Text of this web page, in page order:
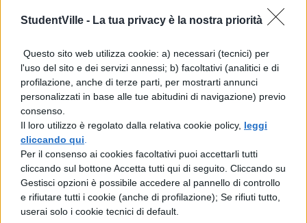
StudentVille - La tua privacy è la nostra priorità
Questo sito web utilizza cookie: a) necessari (tecnici) per
l'uso del sito e dei servizi annessi; b) facoltativi (analitici e di
profilazione, anche di terze parti, per mostrarti annunci
personalizzati in base alle tue abitudini di navigazione) previo
consenso.
Il loro utilizzo è regolato dalla relativa cookie policy, leggi
cliccando qui
Per il consenso ai cookies facoltativi puoi accettarli tutti
cliccando sul bottone Accetta tutti qui di seguito. Cliccando su
Gestisci opzioni è possibile accedere al pannello di controllo
e rifiutare tutti i cookie (anche di profilazione); Se rifiuti tutto,
userai solo i cookie tecnici di default.
della materia, potrebbero essere tagliati
fuori da queste opportunità.
I dati del governo britannico parlano
chiaro: circa otto milioni di adulti in
Inghilterra hanno delle capacità di calcolo
pari a quelle dei bambini della scuola
primaria, mentre il 60% non ha
competenze matematiche di base a 16
anni. L’iniziativa del primo Ministro ha lo
scopo dipreparare al meglio i giovani